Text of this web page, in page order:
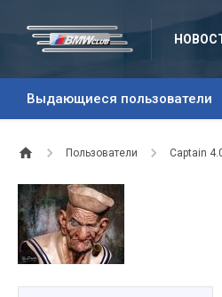
Выдающиеся пользователи
Пользователи Captain